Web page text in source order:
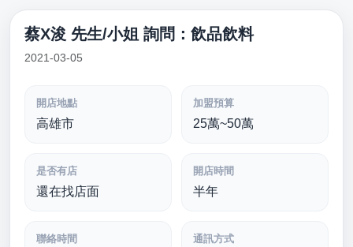
蔡X浚 先生/小姐 詢問：飲品飲料
2021-03-05
開店地點
高雄市
加盟預算
25萬~50萬
是否有店
還在找店面
開店時間
半年
聯絡時間 通訊方式